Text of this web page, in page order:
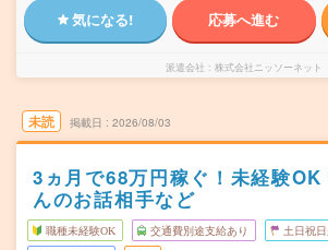
気になる! 応募へ進む
派遣会社 株式会社ニッソーネット
未読 掲載日 2026/08/03
3ヵ月で68万円稼ぐ！未経験OK
んのお話相手など
職種未経験OK 交通費別途支給あり 土日祝